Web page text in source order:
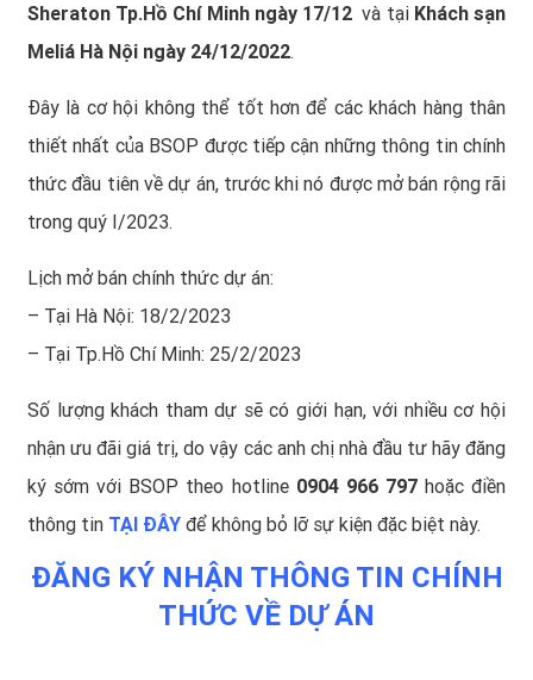
Sheraton Tp.Hồ Chí Minh ngày 17/12 và tại Khách sạn
Meliá Hà Nội ngày 24/12/2022.
Đây là cơ hội không thể tốt hơn để các khách hàng thân
thiết nhất của BSOP được tiếp cận những thông tin chính
thức đầu tiên về dự án, trước khi nó được mở bán rộng rãi
trong quý I/2023.
Lịch mở bán chính thức dự án:
– Tại Hà Nội: 18/2/2023
– Tại Tp.Hồ Chí Minh: 25/2/2023
Số lượng khách tham dự sẽ có giới hạn, với nhiều cơ hội
nhận ưu đãi giá trị, do vậy các anh chị nhà đầu tư hãy đăng
ký sớm với BSOP theo hotline 0904 966 797hoặc điền
thông tin TẠI ĐÂY để không bỏ lỡ sự kiện đặc biệt này.
ĐĂNG KÝ NHẬN THÔNG TIN CHÍNH
THỨC VỀ DỰ ÁN